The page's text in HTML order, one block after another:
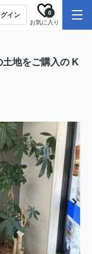
グイン
お気に入り
0
土地をご購入の K